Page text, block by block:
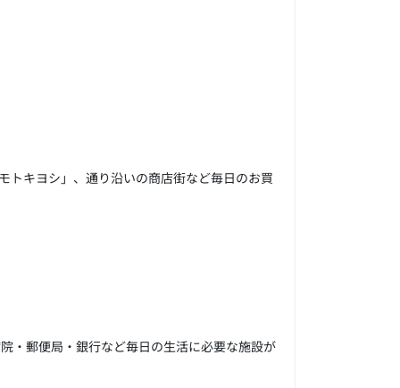
トキヨシ」、通り沿いの商店街など毎日のお買
・郵便局・銀行など毎日の生活に必要な施設が